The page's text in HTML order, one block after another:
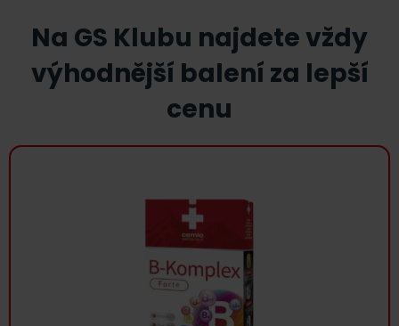
Na GS Klubu najdete vždy
výhodnější balení za lepší
cenu